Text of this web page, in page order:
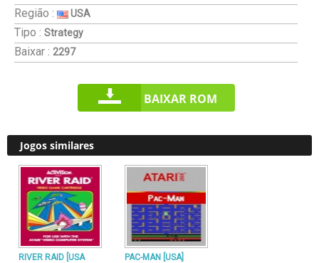
Região : USA
Tipo : Strategy
Baixar : 2297
BAIXAR ROM
Jogos similares
RIVER RAID [USA PAC-MAN [USA]